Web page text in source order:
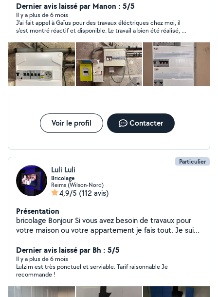
création de circuits, pose de placo, doublages et faux
plafonds. Travail soigné, respect des normes, devis clair
et interventions fiables. Disponible pour particuliers et
professionnels
Dernier avis laissé par Manon : 5/5
Il y a plus de 6 mois
J'ai fait appel à Gaïus pour des travaux éléctriques chez moi, il
s'est montré réactif et disponible. Le travail a bien été réalisé, je
Voir le profil Contacter
Particulier
Luli Luli
Bricolage
Reims (Wilson-Nord)
4,9/5 (112 avis)
Présentation
bricolage Bonjour Si vous avez besoin de travaux pour
votre maison ou votre appartement je fais tout. Je suis
meubles de cuisine, installer des rideaux, l'Électricité,
changer des robinets, plomberie, poser du parquet,
etc... Merci cordialement 24
Dernier avis laissé par Bh : 5/5
Il y a plus de 6 mois
Lulzim est très ponctuel et serviable. Tarif raisonnable Je
recommande !